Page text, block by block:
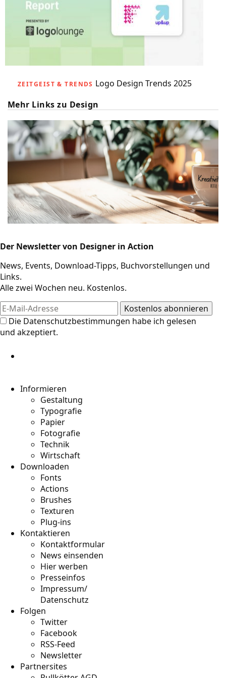
ZEITGEIST & TRENDS Logo Design Trends 2025
Mehr Links zu Design
Design-Ressourcen
Der Newsletter von Designer in Action
News, Events, Download-Tipps, Buchvorstellungen und
Links.
Alle zwei Wochen neu. Kostenlos.
Die Datenschutzbestimmungen habe ich gelesen
und akzeptiert.
Informieren
Gestaltung
Typografie
Papier
Fotografie
Technik
Wirtschaft
Downloaden
Fonts
Actions
Brushes
Texturen
Plug-ins
Kontaktieren
Kontaktformular
News einsenden
Hier werben
Presseinfos
Impressum/
Datenschutz
Folgen
Twitter
Facebook
RSS-Feed
Newsletter
Partnersites